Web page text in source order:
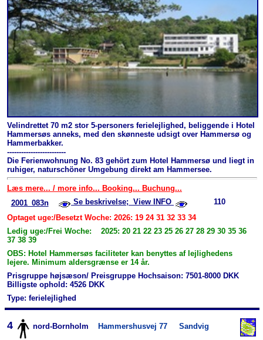
Velindrettet 70 m2 stor 5-personers ferielejlighed, beliggende i Hotel
Hammersøs anneks, med den skønneste udsigt over Hammersø og
Hammerbakker.
-------------------------
Die Ferienwohnung No. 83 gehört zum Hotel Hammersø und liegt in
ruhiger, naturschöner Umgebung direkt am Hammersee.
Læs mere... / more info... Booking... Buchung...
2001_083n
Se beskrivelse; View INFO
110
Optaget uge:/Besetzt Woche: 2026: 19 24 31 32 33 34
Ledig uge:/Frei Woche: 2025: 20 21 22 23 25 26 27 28 29 30 35 36
37 38 39
OBS: Hotel Hammersøs faciliteter kan benyttes af lejlighedens
lejere. Minimum aldersgrænse er 14 år.
Prisgruppe højsæson/ Preisgruppe Hochsaison: 7501-8000 DKK
Billigste ophold: 4526 DKK
Type: ferielejlighed
4 nord-Bornholm Hammershusvej 77 Sandvig